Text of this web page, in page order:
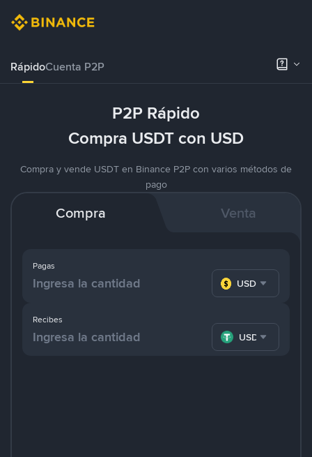
RápidoCuenta P2P
P2P Rápido
Compra USDT con USD
Compra y vende USDT en Binance P2P con varios métodos de
pago
Compra Venta
Pagas
USD
Recibes
USDT